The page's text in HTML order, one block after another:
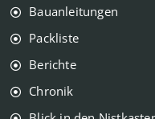
Bauanleitungen
Packliste
Berichte
Chronik